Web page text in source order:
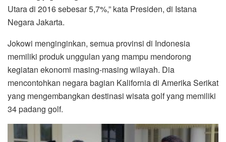
Utara di 2016 sebesar 5,7%,” kata Presiden, di Istana
Negara Jakarta.
Jokowi menginginkan, semua provinsi di Indonesia
memiliki produk unggulan yang mampu mendorong
kegiatan ekonomi masing-masing wilayah. Dia
mencontohkan negara bagian Kalifornia di Amerika Serikat
yang mengembangkan destinasi wisata golf yang memiliki
34 padang golf.